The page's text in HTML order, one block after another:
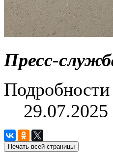
Пресс-
Подробности
29.07.2025